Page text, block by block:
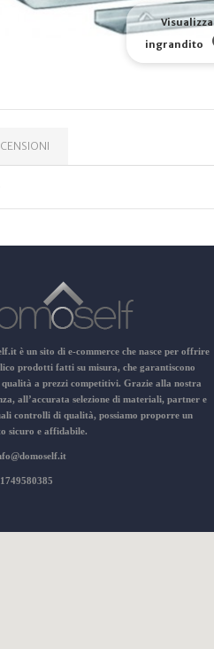
Visualizza
ingrandito
è un sito di e-commerce che nasce per offrire
prodotti fatti su misura, che garantiscono
qualità a prezzi competitivi. Grazie alla nostra
all’accurata selezione di materiali, partner e
controlli di qualità, possiamo proporre un
sicuro e affidabile.